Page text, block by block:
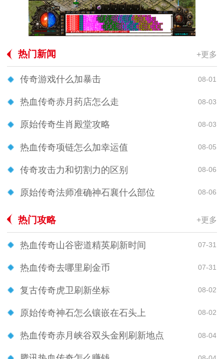
热门新闻 +更多
传奇游戏什么加暴击 08-01
热血传奇赤月药店怎么走 08-03
原始传奇生肖殿堂攻略 08-03
热血传奇项链怎么加幸运值 08-05
传奇攻击力和切割力的区别 08-06
原始传奇法师准确神石襄什么部位 08-06
热门攻略 +更多
热血传奇山谷密道精英刷新时间 07-31
热血传奇去哪里刷金币 07-31
复古传奇虎卫刷新坐标 08-02
原始传奇神石怎么镶嵌在石头上 08-02
热血传奇赤月峡谷双头金刚刷新地点 08-04